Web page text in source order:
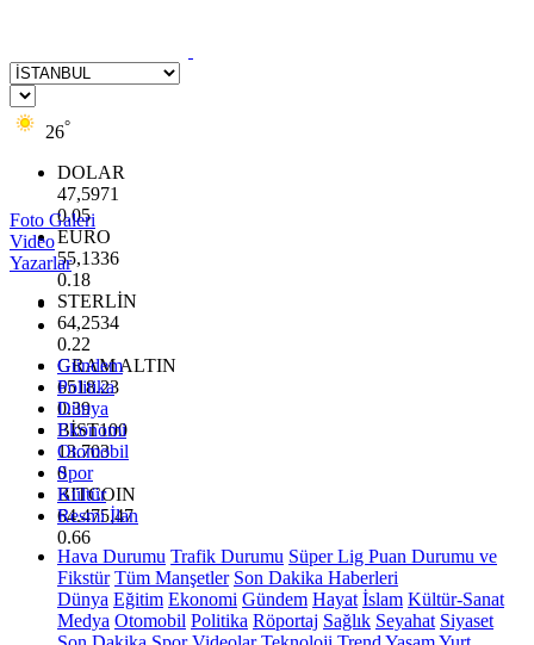
26°
DOLAR
47,5971
0.05
EURO
55,1336
0.18
STERLİN
64,2534
0.22
GRAM ALTIN
6518.23
0.39
BİST100
13.703
0
BITCOIN
64.475,47
0.66
Foto Galeri
Video
Yazarlar
Gündem
Politika
Dünya
Ekonomi
Otomobil
Spor
Kültür
Resmi İlan
Hava Durumu Trafik Durumu Süper Lig Puan Durumu ve
Fikstür Tüm Manşetler Son Dakika Haberleri
Dünya Eğitim Ekonomi Gündem Hayat İslam Kültür-Sanat
Medya Otomobil Politika Röportaj Sağlık Seyahat Siyaset